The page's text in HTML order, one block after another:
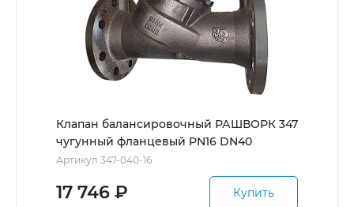
Клапан балансировочный РАШВОРК 347
чугунный фланцевый PN16 DN40
Артикул 347-040-16
17 746 ₽ Купить